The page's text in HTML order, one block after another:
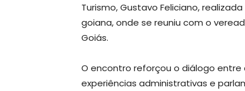
Turismo, Gustavo Feliciano,
goiana, onde se reuniu com o
Goiás.
O encontro reforçou o diálogo entre
experiências administrativas e